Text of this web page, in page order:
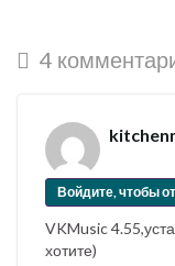
4
Войдите, чтобы
VKMusic
хотите)